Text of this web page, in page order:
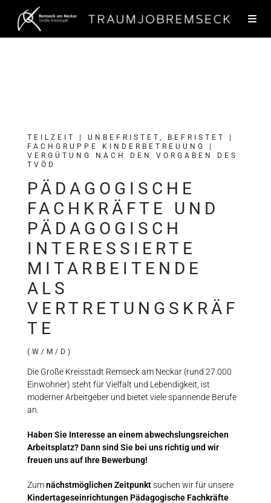
TEILZEIT | UNBEFRISTET, BEFRISTET |
FACHGRUPPE KINDERBETREUUNG |
VERGÜTUNG NACH DEN VORGABEN DES
TVÖD
PÄDAGOGISCHE
FACHKRÄFTE UND
PÄDAGOGISCH
INTERESSIERTE
MITARBEITENDE
ALS
VERTRETUNGSKRÄF
TE
(W/M/D)
Die Große Kreisstadt Remseck am Neckar (rund 27.000
Einwohner) steht für Vielfalt und Lebendigkeit, ist
moderner Arbeitgeber und bietet viele spannende Berufe
an.
Haben Sie Interesse an einem abwechslungsreichen
Arbeitsplatz? Dann sind Sie bei uns richtig und wir
freuen uns auf Ihre Bewerbung!
Zumnächstmöglichen Zeitpunktsuchen wir für unsere
Kindertageseinrichtungen Pädagogische Fachkräfte